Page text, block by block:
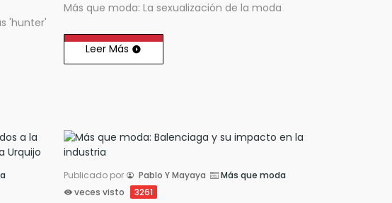
'hunter'
Más que moda: La sexualización de la moda
Leer Más
Publicado por Pablo Y Mayaya
Más que moda
veces visto
3261